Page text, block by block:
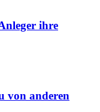
ihre
von anderen